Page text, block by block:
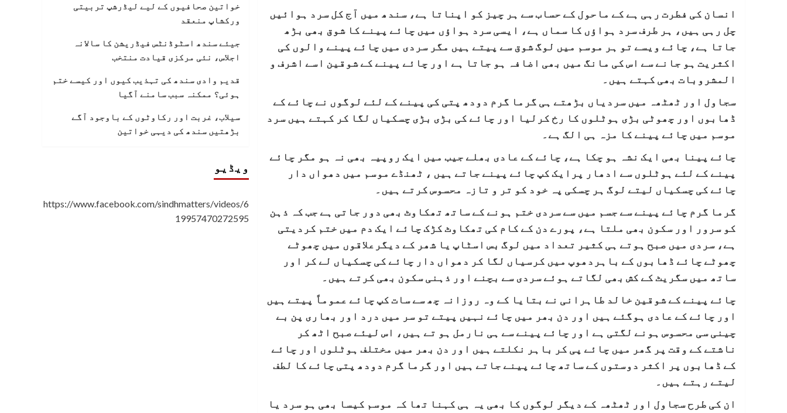
انسان کی فطرت رہی ہے کے ماحول کے حساب سے ہر چیز کو اپناتا ہے، سندھ میں آج کل سرد ہوائیں
چل رہی ہیں، ہر طرف سرد ہواؤں کا سماں ہے، ایسی سرد ہواؤں میں چائے پینے کا شوق بھی بڑھ
جاتا ہے، چائے ویسے تو ہر موسم میں لوگ شوق سے پیتے ہیں مگر سردی میں چائے پینے والوں کی
اکثریت ہو جانے سے اس کی مانگ میں بھی اضافہ ہو جاتا ہے اور چائے پینے کے شوقین اسے اشرف و
المشروبات بھی کہتے ہیں۔
سجاول اور ٹھٹھہ میں سردیاں بڑھتے ہی گرما گرم دودھ پتی کی پینے کے لئے لوگوں نے چائے کے
ڈھابوں اور چھوٹی بڑی ہوٹلوں کا رخ کرلیا اور چائے کی بڑی بڑی چسکیاں لگا کر کہتے ہیں سرد
موسم میں چائے پینے کا مزہ ہی الگ ہے۔
چائے پینا بھی ایک نشہ ہو چکا ہے، چائے کے عادی بھلے جیب میں ایک روپیہ بھی نہ ہو مگر چائے
پینے کے لئے ہوٹلوں سے ادھار پرایک کپ چائے پینے جاتے ہیں ، ٹھنڈے موسم میں دھواں دار
چائے کی چسکیاں لیتے لوگ ہر چسکی پہ خود کو تر و تازہ محسوس کرتے ہیں۔
گرما گرم چائے پینے سے جسم میں سے سردی ختم ہونے کے ساتھ تھکاوٹ بھی دور جاتی ہے جب کہ ذہن
کو سرور اور سکون بھی ملتا ہے، پورے دن کے کام کی تھکاوٹ کڑک چائے ایک دم میں ختم کردیتی
ہے، سردی میں صبح ہوتے ہی کثیر تعداد میں لوگ بس اسٹاپ یا شھر کے دیگرعلاقوں میں چھوٹے
چھوٹے چائے ڈھابوں کے باہردھوپ میں کرسیاں لگا کر دھواں دار چائے کی چسکیاں لے کر اور
ساتھ میں سگریٹ کے کش بھی لگاتے ہوئے سردی سے بچنے اور ذہنی سکون بھی کرتے ہیں۔
چائے پینے کے شوقین خالد طاہرانی نے بتایا کے وہ روزانہ چھ سے سات کپ چائے عموماً پیتے ہیں
اور چائے کے عادی ہوگئے ہیں اور دن بھر میں چائے نہیں پیتے تو سر میں درد اور بھاری پن بے
چینی سی محسوس ہونے لگتی ہے اور چائے پینے سے ہی نارمل ہو تے ہیں، اس لیئے صبح اٹھ کر
ناشتے کے وقت پر گھر میں چائے پی کر باہر نکلتے ہیں اور دن بھر میں مختلف ہوٹلوں اور چائے
کے ڈھابوں پر اکثر دوستوں کے ساتھ چائے پینے جاتے ہیں اور گرما گرم دودھ پتی چائے کا لطف
لیتے رہتے ہیں۔
ان کی طرح سجاول اور ٹھٹھہ کے دیگر لوگوں کا بھی یہ ہی کہنا تھا کہ موسم کیسا بھی ہو سرد یا
خواتین صحافیوں کے لیے لیڈرشپ تربیتی
ورکشاپ منعقد
جیئے سندھ اسٹوڈنٹس فیڈریشن کا سالانہ
اجلاس، نئی مرکزی قیادت منتخب
قدیم وادی سندھ کی تہذیب کیوں اور کیسے ختم
ہوئی؟ ممکنہ سبب سامنے آگیا
سیلاب، غربت اور رکاوٹوں کے باوجود آگے
بڑھتیں سندھ کی دیہی خواتین
ویڈیو
https://www.facebook.com/sindhmatters/videos/6
19957470272595